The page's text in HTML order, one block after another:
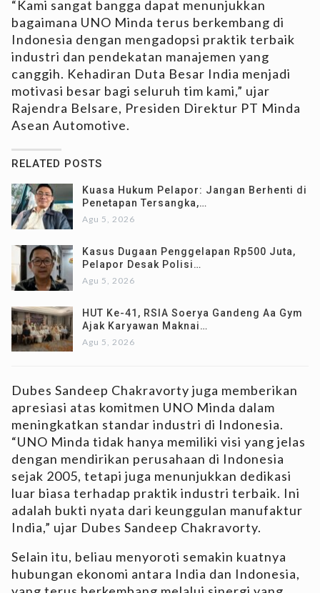
“Kami sangat bangga dapat menunjukkan
bagaimana UNO Minda terus berkembang di
Indonesia dengan mengadopsi praktik terbaik
industri dan pendekatan manajemen yang
canggih. Kehadiran Duta Besar India menjadi
motivasi besar bagi seluruh tim kami,” ujar
Rajendra Belsare, Presiden Direktur PT Minda
Asean Automotive.
RELATED POSTS
Kuasa Hukum Pelapor: Jangan Berhenti di
Penetapan Tersangka,…
Agu 5, 2026
Kasus Dugaan Penggelapan Rp500 Juta,
Pelapor Desak Polisi…
Agu 5, 2026
HUT Ke-41, RSIA Soerya Gandeng Aa Gym
Ajak Karyawan Maknai…
Agu 5, 2026
Dubes Sandeep Chakravorty juga memberikan
apresiasi atas komitmen UNO Minda dalam
meningkatkan standar industri di Indonesia.
“UNO Minda tidak hanya memiliki visi yang jelas
dengan mendirikan perusahaan di Indonesia
sejak 2005, tetapi juga menunjukkan dedikasi
luar biasa terhadap praktik industri terbaik. Ini
adalah bukti nyata dari keunggulan manufaktur
India,” ujar Dubes Sandeep Chakravorty.
Selain itu, beliau menyoroti semakin kuatnya
hubungan ekonomi antara India dan Indonesia,